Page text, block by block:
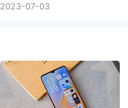
2023-07-03